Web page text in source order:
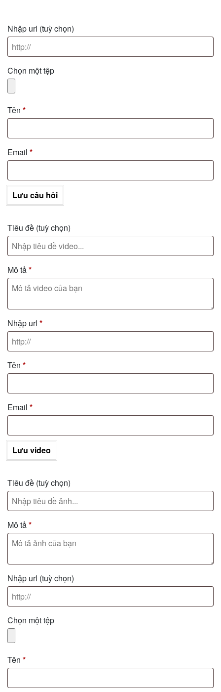
Nhập url (tuỳ chọn)
Chọn một tệp
Tên *
Email *
Lưu câu hỏi
Tiêu đề (tuỳ chọn)
Mô tả*
Nhập url *
Tên *
Email *
Lưu video
Tiêu đề (tuỳ chọn)
Mô tả*
Nhập url (tuỳ chọn)
Chọn một tệp
Tên *